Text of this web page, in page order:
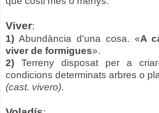
Viver:
1) Abundància d'una cosa. «A
viver de formigues».
2) Terreny disposat per a
condicions determinats arbres o
(cast. vivero).